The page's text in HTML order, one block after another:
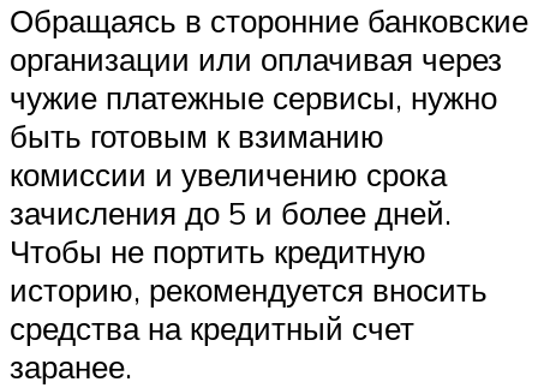
Обращаясь в сторонние банковские
организации или оплачивая через
чужие платежные сервисы, нужно
быть готовым к взиманию
комиссии и увеличению срока
зачисления до 5 и более дней.
Чтобы не портить кредитную
историю, рекомендуется вносить
средства на кредитный счет
заранее.